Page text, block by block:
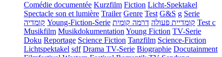
Comédie documentée Kurzfilm Fiction Licht-Spektakel
Spectacle son et lumière Trailer Genre Test G&S g Serie
קומדיה Young-Fiction-Serie קומדיית פעולה דרמה קומית
Test c
Musikfilm MusikdokumentationYoung Fiction TV-Serie
Doku Reportage Science Fiction Tanzfilm Science-Fiction
Lichtspektakel sdf Drama TV-Serie Biographie Docutainment